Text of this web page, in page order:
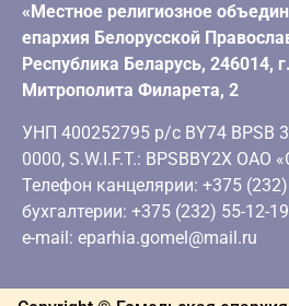
«Местное религиозное
епархия Белорусской
Республика Беларусь, 246014,
Митрополита Филарета, 2
УНП 400252795 р/с BY74 BPSB
0000, S.W.I.F.T.: BPSBBY2X ОАО
Телефон канцелярии: +375
бухгалтерии: +375 (232) 55-12-19
e-mail: eparhia.gomel@mail.ru